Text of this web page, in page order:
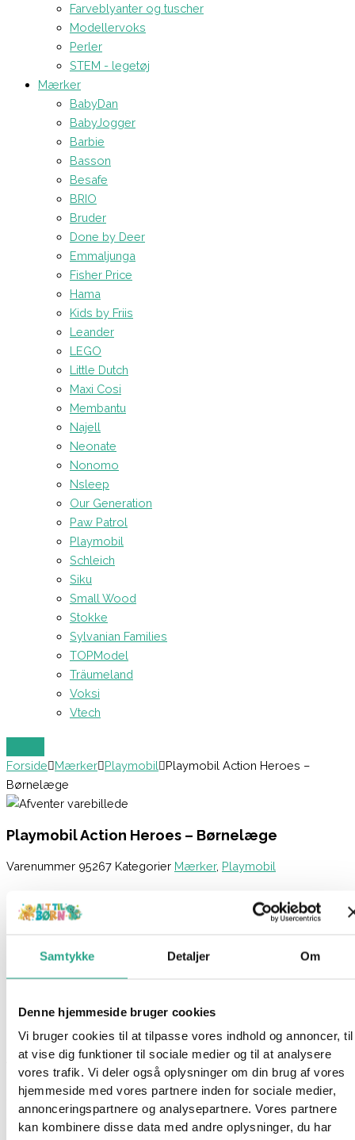
Samtykke Detaljer Om
Denne hjemmeside bruger cookies
Vi bruger cookies til at tilpasse vores indhold og annoncer, til
at vise dig funktioner til sociale medier og til at analysere
vores trafik. Vi deler også oplysninger om din brug af vores
hjemmeside med vores partnere inden for sociale medier,
annonceringspartnere og analysepartnere. Vores partnere
kan kombinere disse data med andre oplysninger, du har
Farveblyanter og tuscher
Modellervoks
Perler
STEM - legetøj
Mærker
BabyDan
BabyJogger
Barbie
Basson
Besafe
BRIO
Bruder
Done by Deer
Emmaljunga
Fisher Price
Hama
Kids by Friis
Leander
LEGO
Little Dutch
Maxi Cosi
Membantu
Najell
Neonate
Nonomo
Nsleep
Our Generation
Paw Patrol
Playmobil
Schleich
Siku
Small Wood
Stokke
Sylvanian Families
TOPModel
Träumeland
Voksi
Vtech
Forside Mærker Playmobil
Playmobil Action Heroes –
Børnelæge
Playmobil Action Heroes – Børnelæge
Varenummer 95267 Kategorier Mærker, Playmobil
Spørg om produktet
bamse sørger for selskab under undersøgelserne. Sættet
kombineres perfekt med andre hospitalssæt fra PLAYMOBIL.
Action Heroes Hospitalsverden fra Playmobil inviterer børn til at
udforske lægers moderne hverdag. Ved at håndtere emner
som omsorg, pleje og sygdom lærer børn gennem leg
sociale færdigheder og kan mindske deres angst.